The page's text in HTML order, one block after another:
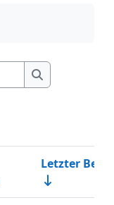
Foren
Foren
Letzter